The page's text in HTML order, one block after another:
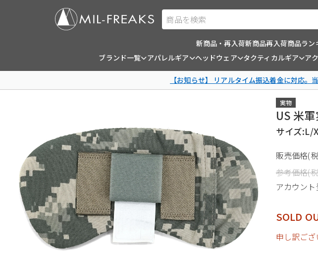
商品を検索
新商品・再入荷新商品再入荷商品ラン
ブランド一覧
アパレルギア ヘッドウェア タクティカルギア ア
【お知らせ】 リアルタイム振込着金に対応。
実物
US 米
サイズ:L/
販売価格(
参考価格(
アカウント
SOLD
申し訳ござ